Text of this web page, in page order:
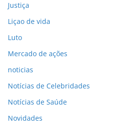
Justiça
Liçao de vida
Luto
Mercado de ações
noticias
Notícias de Celebridades
Notícias de Saúde
Novidades